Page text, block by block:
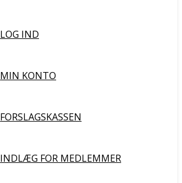
LOG IND
MIN KONTO
FORSLAGSKASSEN
INDLÆG FOR MEDLEMMER